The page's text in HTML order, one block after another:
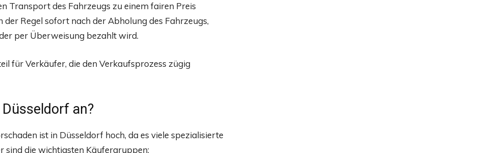
Transport des Fahrzeugs zu einem fairen Preis
Regel sofort nach der Abholung des Fahrzeugs,
per Überweisung bezahlt wird.
für Verkäufer, die den Verkaufsprozess zügig
an?
ist in Düsseldorf hoch, da es viele spezialisierte
sind die wichtigsten Käufergruppen: